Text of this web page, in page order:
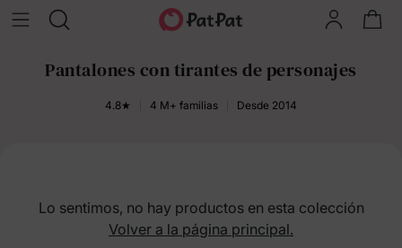
Pantalones con tirantes de personajes
4.8★ 4 M+ familias Desde 2014
Lo sentimos, no hay productos en esta colección
Volver a la página principal.